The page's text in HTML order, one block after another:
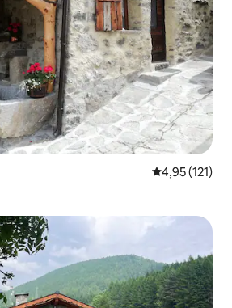
4,95 av 5 i
4,95 (121)